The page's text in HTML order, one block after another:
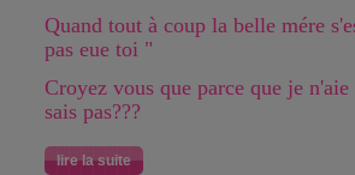
Quand tout à coup la belle mére
pas eue toi "
Croyez vous que parce que je
sais pas???
lire la suite